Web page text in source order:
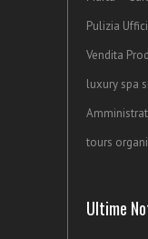
Pulizia
Vendita
luxury spa
tours
Ultime